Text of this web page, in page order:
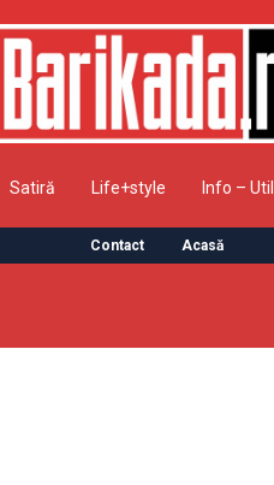
Satiră Life+style Info – Util
Contact Acasă